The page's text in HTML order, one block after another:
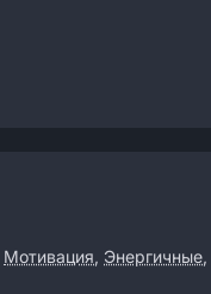
Мотивация, Энергичные,